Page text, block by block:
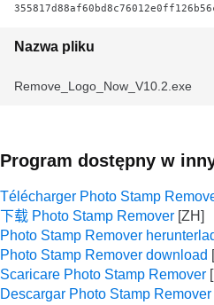
Nazwa pliku
Remove_Logo_Now_V10.2.exe
Program dostępny w
Télécharger Photo Stamp
下载 Photo Stamp Remover
Photo Stamp Remover
Photo Stamp Remover download
Scaricare Photo Stamp Remover
Descargar Photo Stamp Remover